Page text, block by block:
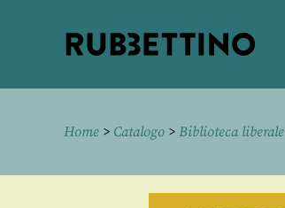
Home > Catalogo > Biblioteca liberale